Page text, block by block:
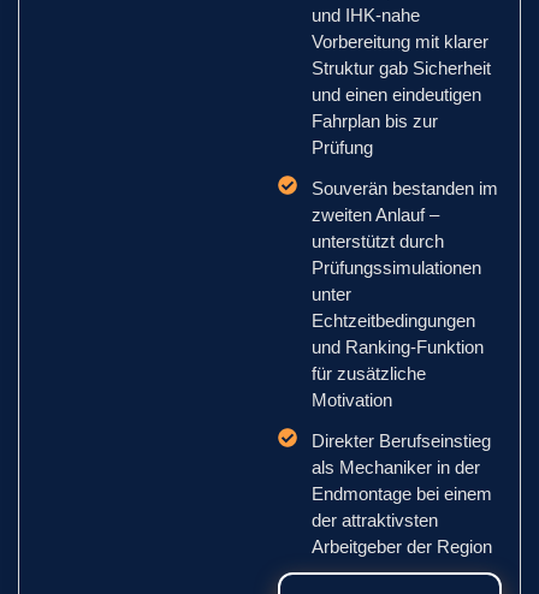
und IHK-nahe
Vorbereitung mit klarer
Struktur gab Sicherheit
und einen eindeutigen
Fahrplan bis zur
Prüfung
Souverän bestanden im
zweiten Anlauf –
unterstützt durch
Prüfungssimulationen
unter
Echtzeitbedingungen
und Ranking-Funktion
für zusätzliche
Motivation
Direkter Berufseinstieg
als Mechaniker in der
Endmontage bei einem
der attraktivsten
Arbeitgeber der Region